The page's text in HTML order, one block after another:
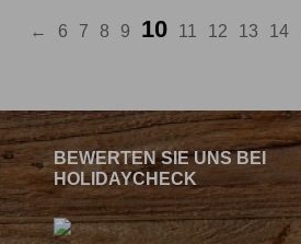
← 6 7 8 9 10 11 12 13 14
BEWERTEN SIE UNS BEI
HOLIDAYCHECK